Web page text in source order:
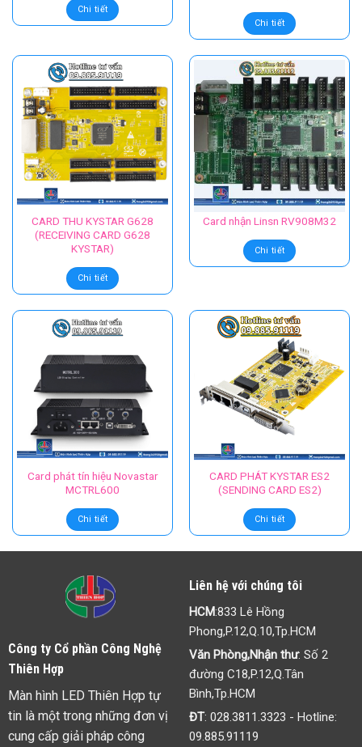
Chi tiết
Chi tiết
CARD THU KYSTAR G628
(RECEIVING CARD G628
KYSTAR)
Chi tiết
Card nhận Linsn RV908M32
Chi tiết
Card phát tín hiệu Novastar
MCTRL600
Chi tiết
CARD PHÁT KYSTAR ES2
(SENDING CARD ES2)
Chi tiết
Công ty Cổ phần Công Nghệ
Thiên Hợp
Màn hình LED Thiên Hợp tự
tin là một trong những đơn vị
cung cấp giải pháp công
Liên hệ với chúng tôi
HCM:833 Lê Hồng
Phong,P.12,Q.10,Tp.HCM
Văn Phòng,Nhận thư: Số 2
đường C18,P.12,Q.Tân
Bình,Tp.HCM
ĐT: 028.3811.3323 - Hotline:
09.885.91119